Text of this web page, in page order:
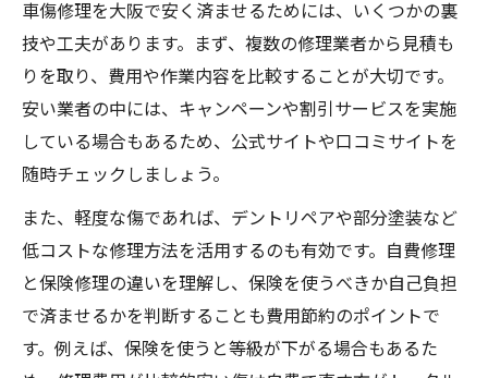
車傷修理を大阪で安く済ませるためには、いくつかの裏
技や工夫があります。まず、複数の修理業者から見積も
りを取り、費用や作業内容を比較することが大切です。
安い業者の中には、キャンペーンや割引サービスを実施
している場合もあるため、公式サイトや口コミサイトを
随時チェックしましょう。
また、軽度な傷であれば、デントリペアや部分塗装など
低コストな修理方法を活用するのも有効です。自費修理
と保険修理の違いを理解し、保険を使うべきか自己負担
で済ませるかを判断することも費用節約のポイントで
す。例えば、保険を使うと等級が下がる場合もあるた